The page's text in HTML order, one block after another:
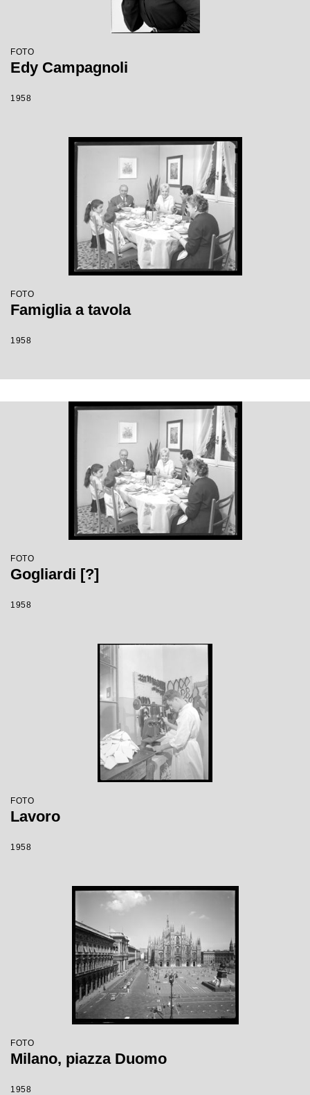
FOTO
Edy Campagnoli
1958
FOTO
Famiglia a tavola
1958
FOTO
Gogliardi [?]
1958
FOTO
Lavoro
1958
FOTO
Milano, piazza Duomo
1958